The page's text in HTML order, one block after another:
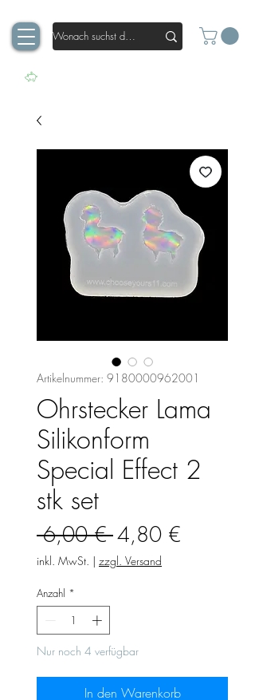
Artikelnummer: 9180000962001
Ohrstecker Lama
Silikonform
Special Effect 2
stk set
6,00 € Standardpreis
4,80 €
inkl. MwSt. | zzgl. Versand
Anzahl *
Nur noch 4 verfügbar
In den Warenkorb